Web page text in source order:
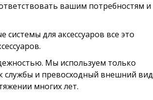
вашим потребностям и
для аксессуаров все это
Мы используем только
службы и превосходный внешний вид
многих лет.